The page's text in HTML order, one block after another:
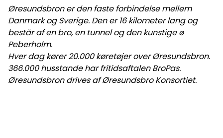
Øresundsbron er den faste forbindelse mellem
Danmark og Sverige. Den er 16 kilometer lang og
består af en bro, en tunnel og den kunstige ø
Peberholm.
Hver dag kører 20.000 køretøjer over Øresundsbron.
366.000 husstande har fritidsaftalen BroPas.
Øresundsbron drives af Øresundsbro Konsortiet.